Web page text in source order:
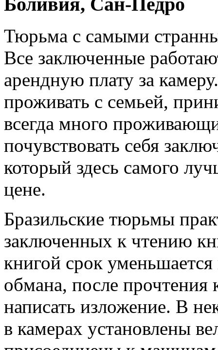
Тюрьма с самыми
Все заключенные
арендную плату за
проживать с семьей,
всегда много
почувствовать себя
который здесь самого
цене.
Бразильские тюрьмы
заключенных к чтению
книгой срок
обмана, после
написать изложение. В
в камерах установлены